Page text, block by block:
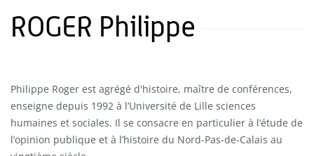
ROGER Philippe
Philippe Roger est agrégé d'histoire, maître de conférences,
enseigne depuis 1992 à l’Université de Lille sciences
humaines et sociales. Il se consacre en particulier à l’étude de
l’opinion publique et à l’histoire du Nord-Pas-de-Calais au